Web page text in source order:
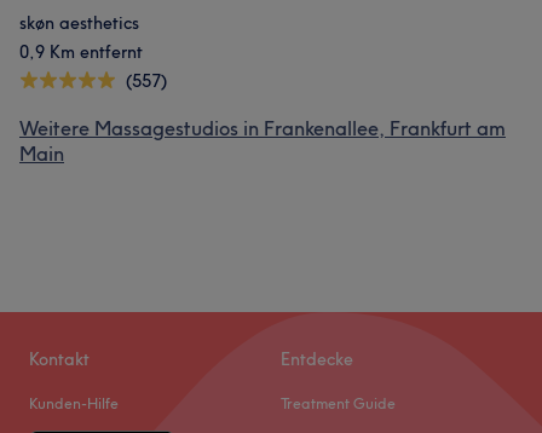
skøn aesthetics
0,9 Km entfernt
(557)
Weitere Massagestudios in Frankenallee, Frankfurt am
Main
Kontakt
Kunden-Hilfe
Entdecke
Treatment Guide